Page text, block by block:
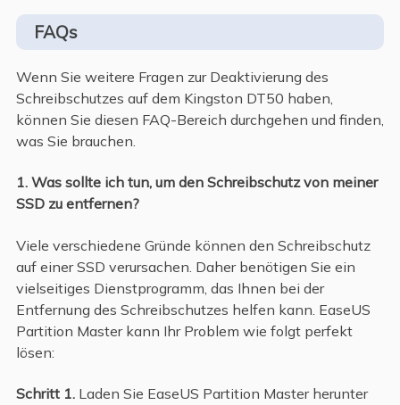
FAQs
Wenn Sie weitere Fragen zur Deaktivierung des
Schreibschutzes auf dem Kingston DT50 haben,
können Sie diesen FAQ-Bereich durchgehen und finden,
was Sie brauchen.
1. Was sollte ich tun, um den Schreibschutz von meiner
SSD zu entfernen?
Viele verschiedene Gründe können den Schreibschutz
auf einer SSD verursachen. Daher benötigen Sie ein
vielseitiges Dienstprogramm, das Ihnen bei der
Entfernung des Schreibschutzes helfen kann. EaseUS
Partition Master kann Ihr Problem wie folgt perfekt
lösen:
Schritt 1.Laden Sie EaseUS Partition Master herunter